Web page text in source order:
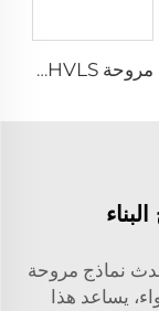
مروحة HVLS بطول 24 قدمًا (7.3 متر) كبيرة الحجم، مروحة سقف صناعية كهربائية لمزارع الأبقار والمستودعات
نماذج مروحة
يساعد هذا